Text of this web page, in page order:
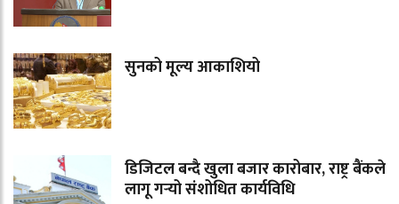
सुनको मूल्य आकाशियो
डिजिटल बन्दै खुला बजार कारोबार, राष्ट्र बैंकले
लागू गर्‍यो संशोधित कार्यविधि